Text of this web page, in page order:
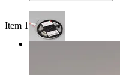
Item 1 of 4